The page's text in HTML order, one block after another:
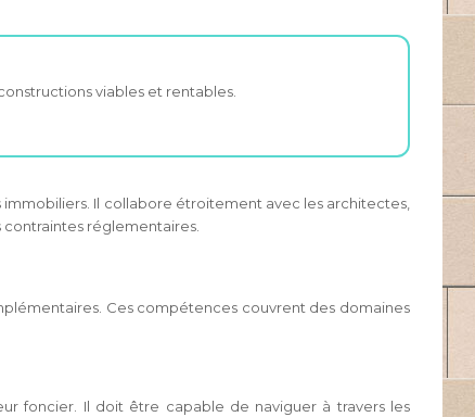
viables et rentables.
Il collabore étroitement avec les architectes,
contraintes réglementaires.
Ces compétences couvrent des domaines
foncier. Il doit être capable de naviguer à travers les